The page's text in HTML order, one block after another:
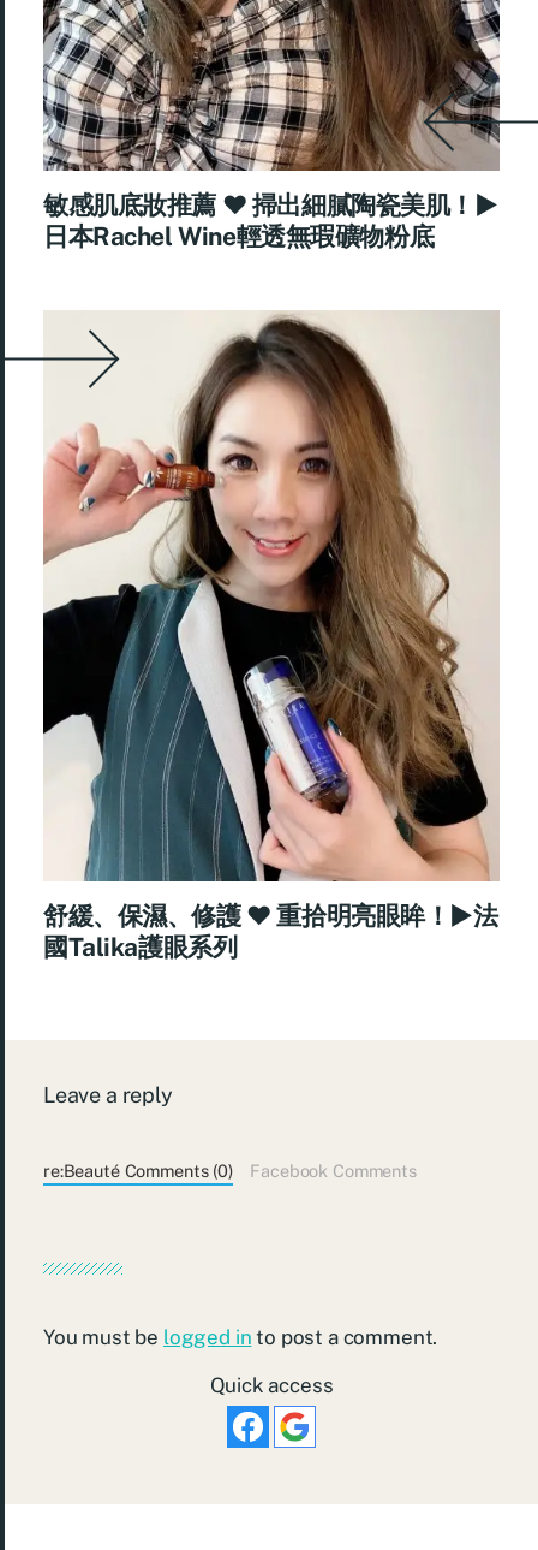
敏感肌底妝推薦 ♥ 掃出細膩陶瓷美肌！►
日本Rachel Wine輕透無瑕礦物粉底
舒緩、保濕、修護 ♥ 重拾明亮眼眸！►法
國Talika護眼系列
Leave a reply
re:Beauté Comments (0) Facebook Comments
You must be logged in to post a comment.
Quick access